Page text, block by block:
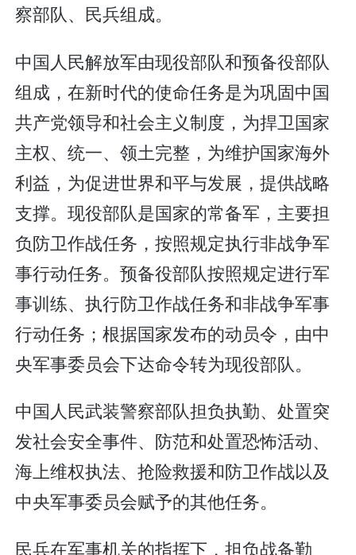
察部队、民兵组成。
中国人民解放军由现役部队和预备役部队
组成，在新时代的使命任务是为巩固中国
共产党领导和社会主义制度，为捍卫国家
主权、统一、领土完整，为维护国家海外
利益，为促进世界和平与发展，提供战略
支撑。现役部队是国家的常备军，主要担
负防卫作战任务，按照规定执行非战争军
事行动任务。预备役部队按照规定进行军
事训练、执行防卫作战任务和非战争军事
行动任务；根据国家发布的动员令，由中
央军事委员会下达命令转为现役部队。
中国人民武装警察部队担负执勤、处置突
发社会安全事件、防范和处置恐怖活动、
海上维权执法、抢险救援和防卫作战以及
中央军事委员会赋予的其他任务。
民兵在军事机关的指挥下，担负战备勤